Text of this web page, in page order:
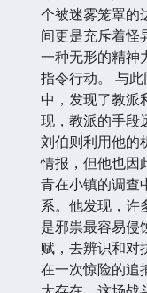
的组织中，找到
斗司的调查触及
的秘密教派。这
图利用某种古老
朝的统治。 为
散开来，深入各
个被迷雾笼罩的
间更是充斥着怪
一种无形的精神
指令行动。 与
中，发现了教派
现，教派的手段
刘伯则利用他的